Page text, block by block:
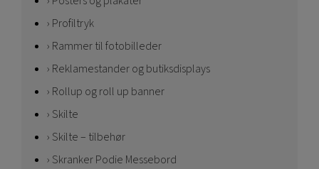
Profiltryk
Rammer til fotobilleder
Reklamestander og butiksdisplays
Rollup og roll up banner
Skilte
Skilte – tilbehør
Skranker Podie Messebord